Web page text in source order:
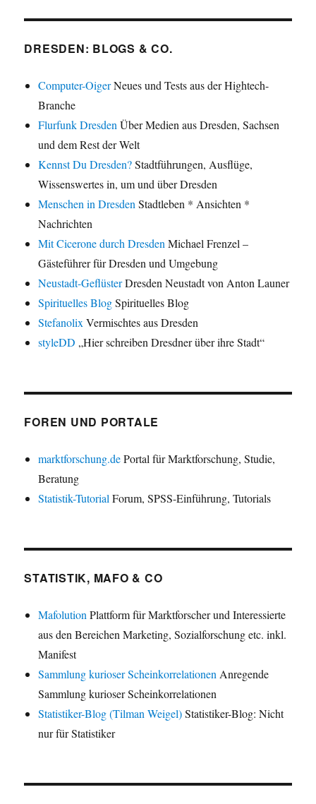
DRESDEN: BLOGS & CO.
Computer-OigerNeues und Tests aus der Hightech-
Branche
Flurfunk DresdenÜber Medien aus Dresden, Sachsen
und dem Rest der Welt
Kennst Du Dresden?Stadtführungen, Ausflüge,
Wissenswertes in, um und über Dresden
Menschen in DresdenStadtleben * Ansichten *
Nachrichten
Mit Cicerone durch DresdenMichael Frenzel –
Gästeführer für Dresden und Umgebung
Neustadt-GeflüsterDresden Neustadt von Anton Launer
Spirituelles BlogSpirituelles Blog
StefanolixVermischtes aus Dresden
styleDD „Hier schreiben Dresdner über ihre Stadt“
FOREN UND PORTALE
marktforschung.dePortal für Marktforschung, Studie,
Beratung
Statistik-TutorialForum, SPSS-Einführung, Tutorials
STATISTIK, MAFO & CO
MafolutionPlattform für Marktforscher und Interessierte
aus den Bereichen Marketing, Sozialforschung etc. inkl.
Manifest
Sammlung kurioser ScheinkorrelationenAnregende
Sammlung kurioser Scheinkorrelationen
Statistiker-Blog (Tilman Weigel)Statistiker-Blog: Nicht
nur für Statistiker